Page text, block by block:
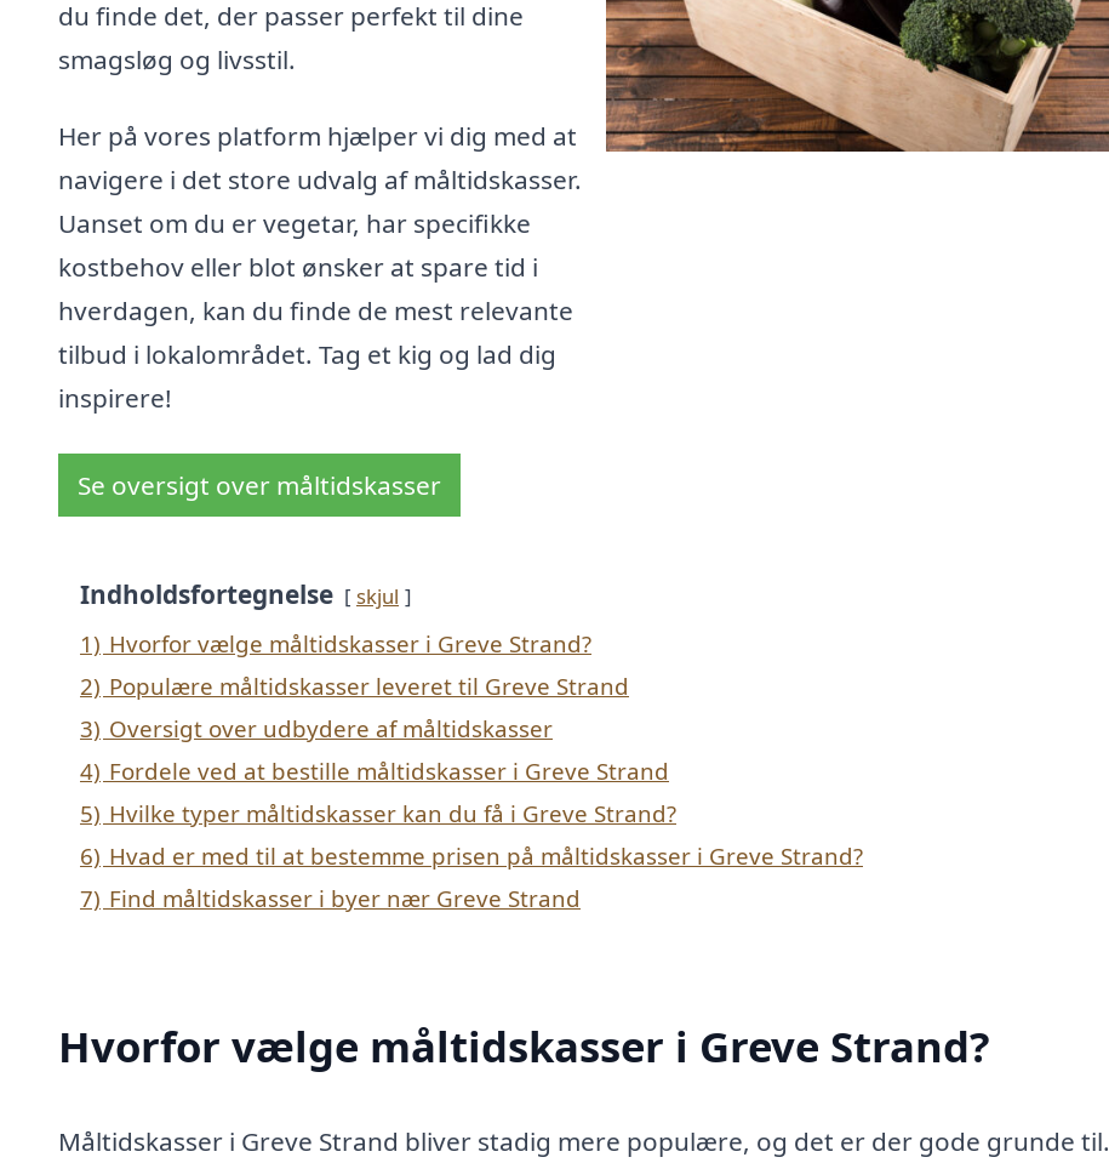
du finde det, der passer perfekt til dine
smagsløg og livsstil.
Her på vores platform hjælper vi dig med at
navigere i det store udvalg af måltidskasser.
Uanset om du er vegetar, har specifikke
kostbehov eller blot ønsker at spare tid i
hverdagen, kan du finde de mest relevante
tilbud i lokalområdet. Tag et kig og lad dig
inspirere!
Se oversigt over måltidskasser
Indholdsfortegnelse skjul
1) Hvorfor vælge måltidskasser i Greve Strand?
2) Populære måltidskasser leveret til Greve Strand
3) Oversigt over udbydere af måltidskasser
4) Fordele ved at bestille måltidskasser i Greve Strand
5) Hvilke typer måltidskasser kan du få i Greve Strand?
6) Hvad er med til at bestemme prisen på måltidskasser i Greve Strand?
7) Find måltidskasser i byer nær Greve Strand
Hvorfor vælge måltidskasser i Greve Strand?
Måltidskasser i Greve Strand bliver stadig mere populære, og det er der gode grunde til.